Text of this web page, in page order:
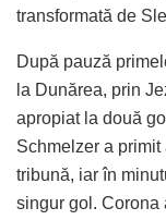
transformată de
După pauză
la Dunărea, prin
apropiat la două
Schmelzer a
tribună, iar în
singur gol. Corona